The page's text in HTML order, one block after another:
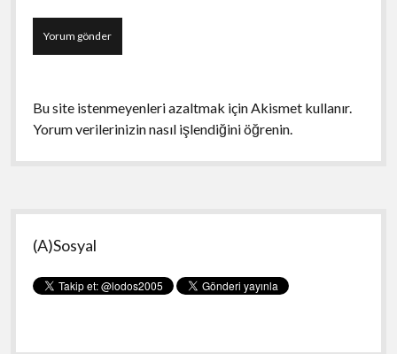
Bu site istenmeyenleri azaltmak için Akismet kullanır.
Yorum verilerinizin nasıl işlendiğini öğrenin.
Yan
Menü
(A)Sosyal